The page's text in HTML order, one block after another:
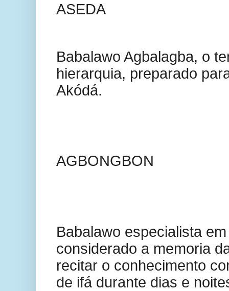
ASEDA
Babalawo Agbalagba, o
hierarquia, preparado
Akódá.
AGBONGBON
Babalawo especialista
considerado a memoria
recitar o conhecimento
de ifá durante dias e